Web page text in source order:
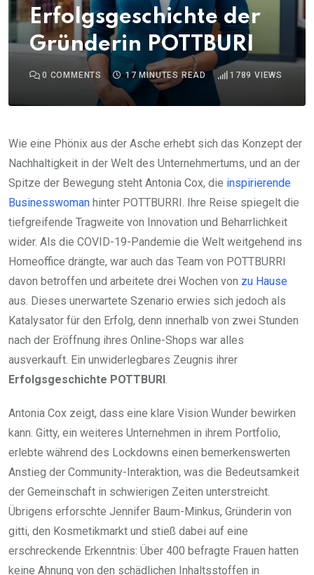
Erfolgsgeschichte der
Gründerin POTTBURI
0 COMMENTS 17 MINUTES READ 1789 VIEWS
Wie eine Phönix aus der Asche erhebt sich das Konzept der
Nachhaltigkeit in der Welt des Unternehmertums, und an der
Spitze der Bewegung steht Antonia Cox, die inspirierende
Businesswoman hinter POTTBURRI. Ihre Reise spiegelt die
tiefgreifende Tragweite von Innovation und Beharrlichkeit
wider. Als die COVID-19-Pandemie die Welt weitgehend ins
Homeoffice drängte, war auch das Team von POTTBURRI
davon betroffen und arbeitete drei Wochen von zu Hause
aus. Dieses unerwartete Szenario erwies sich jedoch als
Katalysator für den Erfolg, denn innerhalb von zwei Stunden
nach der Eröffnung ihres Online-Shops war alles
ausverkauft. Ein unwiderlegbares Zeugnis ihrer
Erfolgsgeschichte POTTBURI .
Antonia Cox zeigt, dass eine klare Vision Wunder bewirken
kann. Gitty, ein weiteres Unternehmen in ihrem Portfolio,
erlebte während des Lockdowns einen bemerkenswerten
Anstieg der Community-Interaktion, was die Bedeutsamkeit
der Gemeinschaft in schwierigen Zeiten unterstreicht.
Übrigens erforschte Jennifer Baum-Minkus, Gründerin von
gitti, den Kosmetikmarkt und stieß dabei auf eine
erschreckende Erkenntnis: Über 400 befragte Frauen hatten
keine Ahnung von den schädlichen Inhaltsstoffen in